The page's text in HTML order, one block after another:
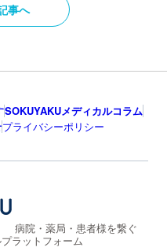
事へ
SOKUYAKUメディカルコラム
プライバシーポリシー
病院・薬局・患者様を繋ぐ
ラットフォーム